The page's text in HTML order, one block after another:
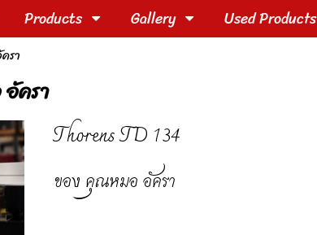
Products Gallery Used Products
รา
ครา
Thorens TD 134
ของ คุณหมอ อัครา